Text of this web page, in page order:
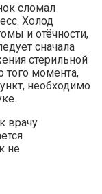
сломал
Холод
и отёчности,
сначала
стерильной
того момента,
необходимо
врачу
не